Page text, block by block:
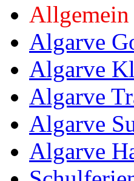
Allgemein
Algarve
Algarve
Algarve
Algarve
Algarve